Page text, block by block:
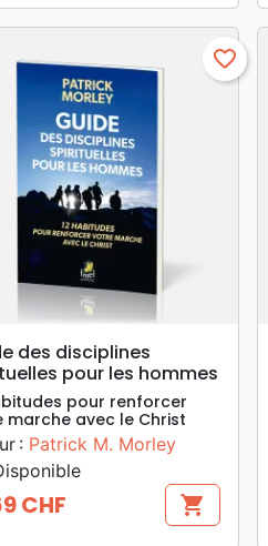
search APERÇU RAPIDE
favorite_border
des disciplines
pour les hommes
pour renforcer
marche avec le Christ
: Patrick M. Morley
CHF shopping_cart